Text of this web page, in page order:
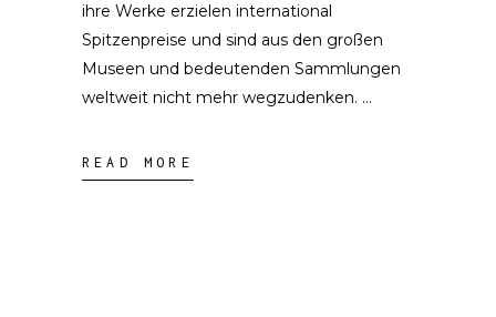
ihre Werke erzielen international
Spitzenpreise und sind aus den großen
Museen und bedeutenden Sammlungen
weltweit nicht mehr wegzudenken.
READ MORE